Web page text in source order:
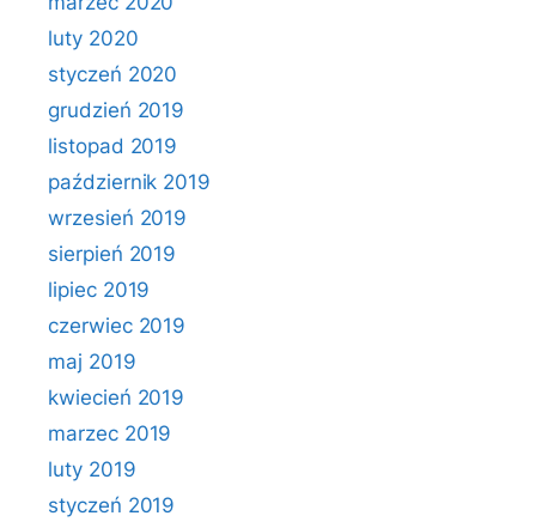
luty 2020
styczeń 2020
grudzień 2019
listopad 2019
październik 2019
wrzesień 2019
sierpień 2019
lipiec 2019
czerwiec 2019
maj 2019
kwiecień 2019
marzec 2019
luty 2019
styczeń 2019